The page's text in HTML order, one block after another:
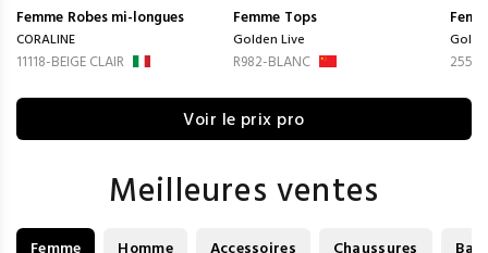
Femme Robes mi-longues
CORALINE
11118-BEIGE CLAIR
Femme Tops
Golden Live
R982-BLANC 2551-
Voir le prix pro
Meilleures ventes